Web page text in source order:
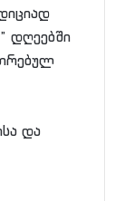
დღეებში
და